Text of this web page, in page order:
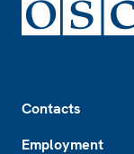
Contacts
Employment